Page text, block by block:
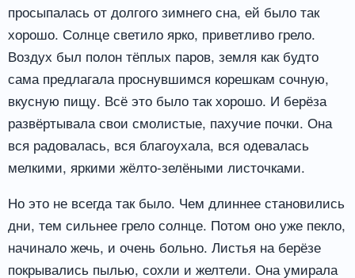
просыпалась от долгого зимнего сна, ей было так
хорошо. Солнце светило ярко, приветливо грело.
Воздух был полон тёплых паров, земля как будто
сама предлагала проснувшимся корешкам сочную,
вкусную пищу. Всё это было так хорошо. И берёза
развёртывала свои смолистые, пахучие почки. Она
вся радовалась, вся благоухала, вся одевалась
мелкими, яркими жёлто-зелёными листочками.
Но это не всегда так было. Чем длиннее становились
дни, тем сильнее грело солнце. Потом оно уже пекло,
начинало жечь, и очень больно. Листья на берёзе
покрывались пылью, сохли и желтели. Она умирала